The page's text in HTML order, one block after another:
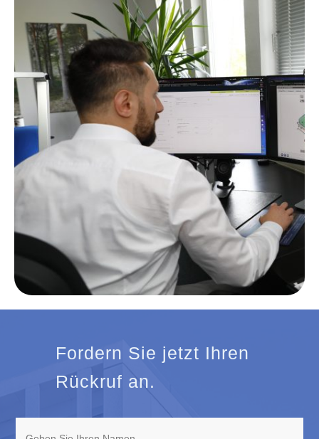
Fordern Sie jetzt Ihren
Rückruf an.